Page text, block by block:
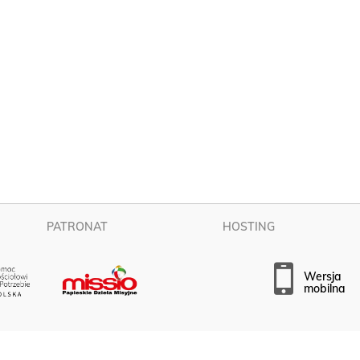
PATRONAT HOSTING
wersja
mobilna